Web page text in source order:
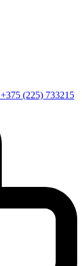
+375 (225) 733215